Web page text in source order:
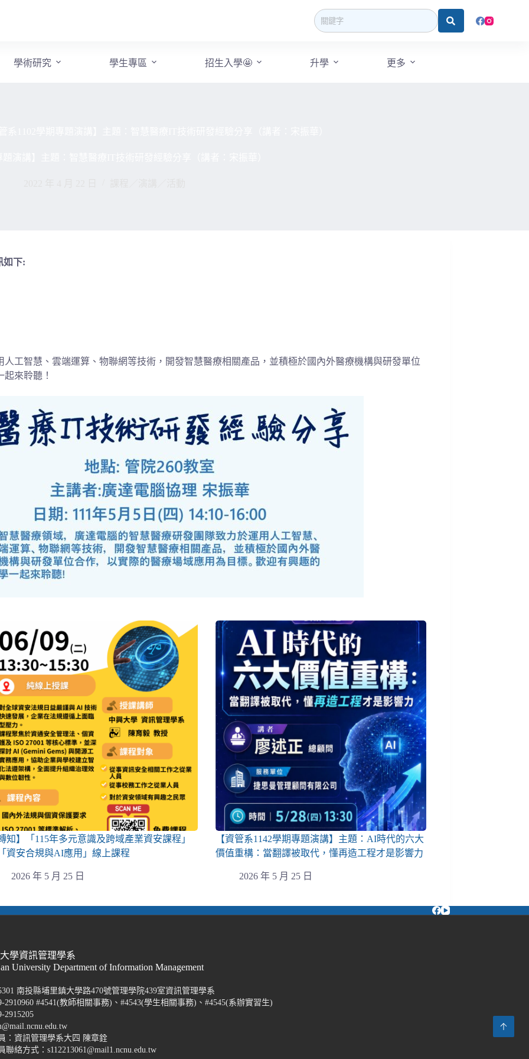
學術研究 學生專區 招生入學🤩 升學 更多
如下:
工智慧、雲端運算、物聯網等技術，開發智慧醫療相關產品，並積極於國內外醫療機構與研發單位
來聆聽！
知】「115年多元意識及跨域產業資安課程」
資安合規與AI應用」線上課程
2026 年 5 月 25 日
【資管系1142學期專題演講】主題：AI時代的六大
價值重構：當翻譯被取代，懂再造工程才是影響力
2026 年 5 月 25 日
學資訊管理學系
University Department of Information Management
南投縣埔里鎮大學路470號管理學院439室資訊管理學系
2910960 #4541(教師相關事務)、#4543(學生相關事務)、#4545(系辦實習生)
2915205
：資訊管理學系大四 陳章銓
聯絡方式：s112213061@mail1.ncnu.edu.tw